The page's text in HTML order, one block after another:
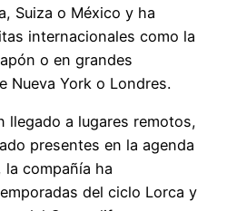
Suiza o México y ha
internacionales como la
o en grandes
Nueva York o Londres.
llegado a lugares remotos,
presentes en la agenda
la compañía ha
del ciclo Lorca y